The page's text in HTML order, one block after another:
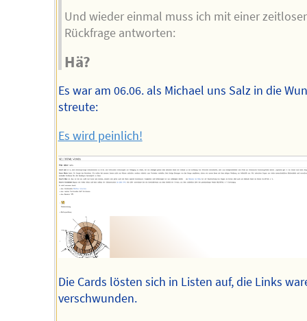
Und wieder einmal muss ich mit einer
Rückfrage antworten:
Hä?
Es war am 06.06. als Michael uns Salz in die
streute:
Es wird peinlich!
Die Cards lösten sich in Listen auf, die Links
verschwunden.